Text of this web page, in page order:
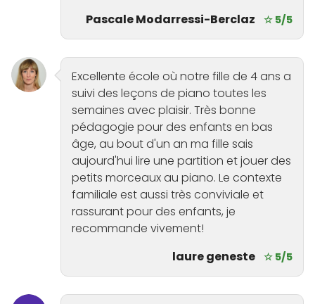
Pascale Modarressi-Berclaz
☆ 5/5
Excellente école où notre fille de 4 ans a
suivi des leçons de piano toutes les
semaines avec plaisir. Très bonne
pédagogie pour des enfants en bas
âge, au bout d'un an ma fille sais
aujourd'hui lire une partition et jouer des
petits morceaux au piano. Le contexte
familiale est aussi très conviviale et
rassurant pour des enfants, je
recommande vivement!
laure geneste ☆ 5/5